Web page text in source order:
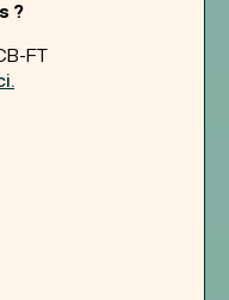
?
FT